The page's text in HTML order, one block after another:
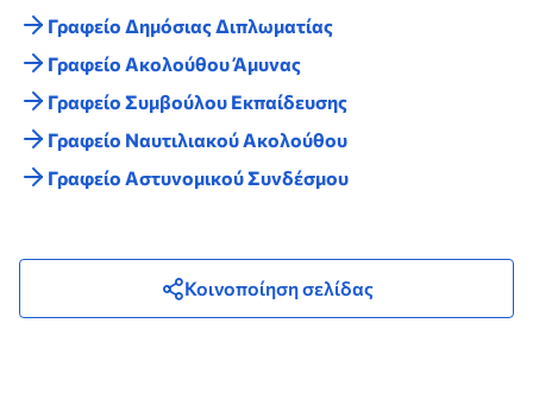
Γραφείο Δημόσιας Διπλωματίας
Γραφείο Ακολούθου Άμυνας
Γραφείο Συμβούλου Εκπαίδευσης
Γραφείο Ναυτιλιακού Ακολούθου
Γραφείο Αστυνομικού Συνδέσμου
Κοινοποίηση σελίδας